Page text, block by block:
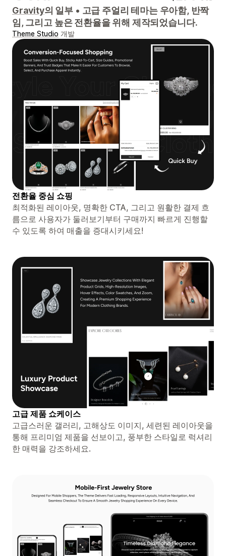
Gravity의 일부 • 고급 주얼리 테마는 우아함, 반짝
임, 그리고 높은 전환율을 위해 제작되었습니다.
Theme Studio 개발
전환율 중심 쇼핑
최적화된 레이아웃, 명확한 CTA, 그리고 원활한 결제 흐
름으로 사용자가 둘러보기부터 구매까지 빠르게 진행할
수 있도록 하여 매출을 증대시키세요!
고급 제품 쇼케이스
고급스러운 갤러리, 고해상도 이미지, 세련된 레이아웃을
통해 프리미엄 제품을 선보이고, 풍부한 스타일로 럭셔리
한 매력을 강조하세요.